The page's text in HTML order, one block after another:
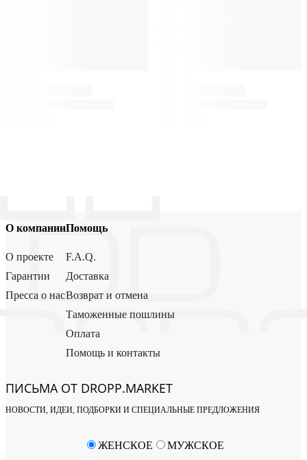
О компании
О проекте
Гарантии
Пресса о нас
Помощь
F.A.Q.
Доставка
Возврат и отмена
Таможенные пошлины
Оплата
Помощь и контакты
ПИСЬМА ОТ DROPP.MARKET
НОВОСТИ, ИДЕИ, ПОДБОРКИ И СПЕЦИАЛЬНЫЕ ПРЕДЛОЖЕНИЯ
ЖЕНСКОЕ МУЖСКОЕ